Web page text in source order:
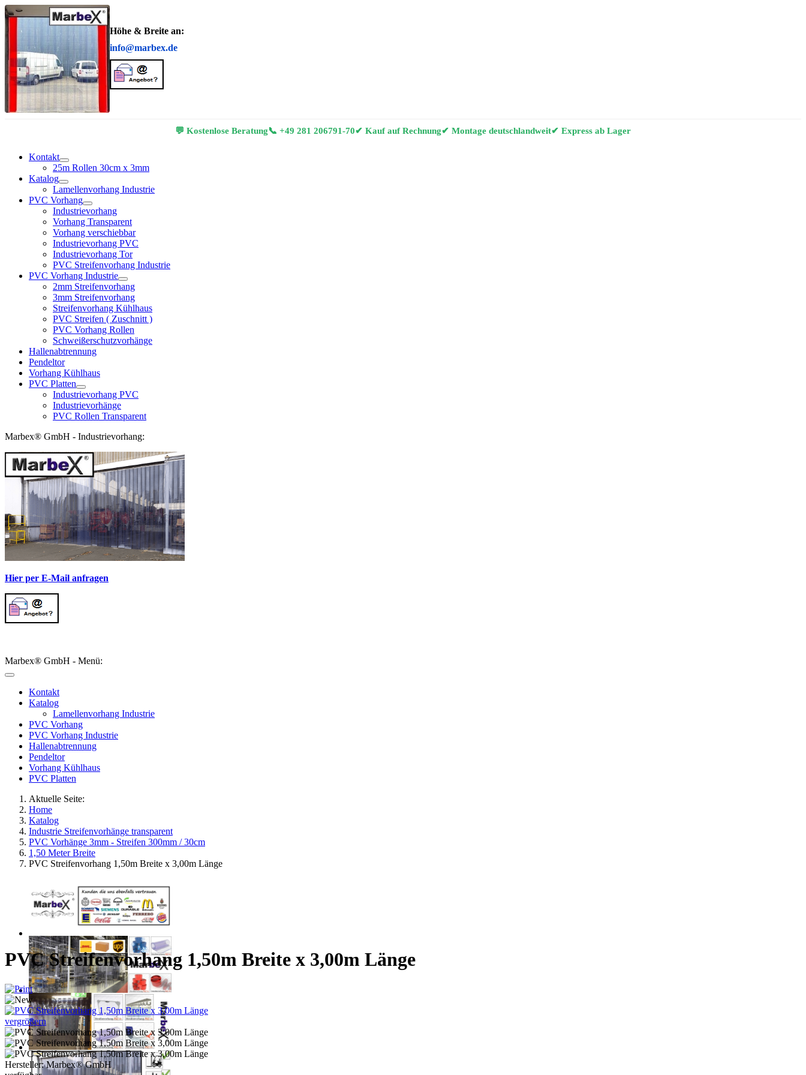
Höhe & Breite an:
info@marbex.de
💬 Kostenlose Beratung📞 +49 281 206791-70✔ Kauf auf Rechnung✔ Montage deutschlandweit✔ Express ab Lager
Kontakt
25m Rollen 30cm x 3mm
Katalog
Lamellenvorhang Industrie
PVC Vorhang
Industrievorhang
Vorhang Transparent
Vorhang verschiebbar
Industrievorhang PVC
Industrievorhang Tor
PVC Streifenvorhang Industrie
PVC Vorhang Industrie
2mm Streifenvorhang
3mm Streifenvorhang
Streifenvorhang Kühlhaus
PVC Streifen ( Zuschnitt )
PVC Vorhang Rollen
Schweißerschutzvorhänge
Hallenabtrennung
Pendeltor
Vorhang Kühlhaus
PVC Platten
Industrievorhang PVC
Industrievorhänge
PVC Rollen Transparent
Marbex® GmbH - Industrievorhang:
Hier per E-Mail anfragen
Marbex® GmbH - Menü:
Kontakt
Katalog
Lamellenvorhang Industrie
PVC Vorhang
PVC Vorhang Industrie
Hallenabtrennung
Pendeltor
Vorhang Kühlhaus
PVC Platten
Aktuelle Seite:
Home
Katalog
Industrie Streifenvorhänge transparent
PVC Vorhänge 3mm - Streifen 300mm / 30cm
1,50 Meter Breite
PVC Streifenvorhang 1,50m Breite x 3,00m Länge
PVC Streifenvorhang 1,50m Breite x 3,00m Länge
vergrößern
Hersteller:Marbex® GmbH